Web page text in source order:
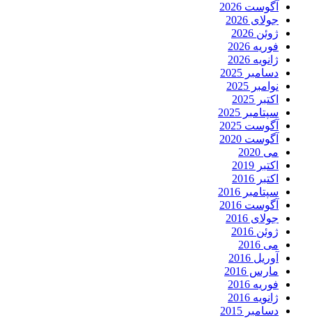
آگوست 2026
جولای 2026
ژوئن 2026
فوریه 2026
ژانویه 2026
دسامبر 2025
نوامبر 2025
اکتبر 2025
سپتامبر 2025
آگوست 2025
آگوست 2020
می 2020
اکتبر 2019
اکتبر 2016
سپتامبر 2016
آگوست 2016
جولای 2016
ژوئن 2016
می 2016
آوریل 2016
مارس 2016
فوریه 2016
ژانویه 2016
دسامبر 2015